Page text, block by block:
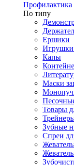
Профилактика
По типу
Ершики
Игрушки
Капы
Маски
Товары
Зубные
Спреи